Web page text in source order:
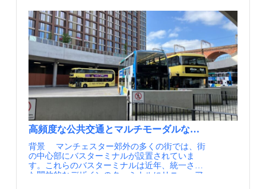
ーズに段差なく正着（出典②） マンチェスター
バス優先プログラムの整備路線（出典③） 【資
料・参考情報】 ①Improving bus connections
between Leigh, Salford and Manchester, TfGM,
Dec. 2011 に加筆 ②IBS撮影 ③Cross City Bus
Package and Busway Programme Monitoring and
Evaluation Early Findings Report, TfGM, July
2020 に加筆
ており、モビリティと日常生活をつなぐ場とし
てデザインされています。 ■建物一階にはサイ
クルハブやカフェが配置されている（出典②）
宅配ロッカーも併設（出典③） ポイント 2014
年に策定されたNDFでは駐車場への考え方が示
されており、街路環境全体との一体化を図るこ
とや、電気自動車の充電、自転車駐輪場の設置
が必要であると述べられています。さらに、自
転車に対しては、シャワー、更衣室、自転車レ
ンタルなどの必要性まで指摘されていました。
アンコーツモビリティハブはこの考え方を具体
化したものといえるでしょう。 Poland Street 地
区のコンセプトは、生活を支え、地域を讃える
公共空間を有する持続可能なコミュニティを創
出することです。このコンセプトの中心的役割
を果たすのはモビリティハブに隣接するアンコ
ーツグリーンと呼ばれる1,370㎡の公園及びそこ
に接続する歩行者ネットワークです。これによ
設置や、車道の幅を狭くする等のハード対策に
より、通過交通の進入を抑制している LTNはロ
ンドン市の広範囲に導入されており、コロナ禍
の2020年には導入が急拡大した（図中紫色の地
域が2020年以降の導入地域） 実施内容 LTN
の導入効果については、近年様々なレポートが
公表されています。 交通事故負傷者の減少ウォ
ルサム・フォレストへのLTN導入前後で、区域
内の交通事故負傷者数が3分の1に減少しまし
た。また、2020年に導入されたLTN内全体の負
傷者数も、ロンドンの他の地域と比較して半減
しており、歩行者の負傷リスクが大幅に減少し
たといえます。 自動車交通量の減少11行政区
587箇所のLTNについて、導入前後の交通量を比
較した結果、LTN区域内では自動車交通量が大
幅に減少していました。 NO2（二酸化窒素）濃
度の減少キャノンベリー・イースト、クラーケ
ンウェル、セント・ピーターズの3つのLTNとそ
－燃料高騰、車の代替手段へ－ アイルランド：
アクティブ・トラベルの普及により、アイルラ
ンドの道路から毎日最大66万台の車が減ってい
ることが判明 ニューヨーク：車のない街で環境
を体感 NYC全域で４月25日、「Car-Free Earth
Day」開催 ドイツ：ドイツチケット（国内公共
交通乗り放題チケット）の2024-2026の評価結果
を公表Deutschlandticket wirkt ? mehr Potenzial
vorhanden ベルギー：市街地全域の速度抑制・
空間再構成による人中心のまちづくり 欧州：欧
州の都市レベルでの産官学の連携組織とその役
割、POLIS NETWORK（ポリス） 米国：ワシン
トンD.C.交通局（DDOT）が自動運転車政策に
関する報告書を発表 情報提供元：一般社団法人
日本モビリティ・マネジメント会議 定期的にメ
ールでの情報提供を希望される方はJCOMMの
Webページより、JCOMMメーリングリストへの
登録を行ってください。 JCOMMメーリングリ
高頻度な公共交通とマルチモーダルな結節点で形成さ
背景 マンチェスター郊外の多くの街では、街
の中心部にバスターミナルが設置されていま
す。これらのバスターミナルは近年、統一され
た開放的なデザインのターミナルにリニューア